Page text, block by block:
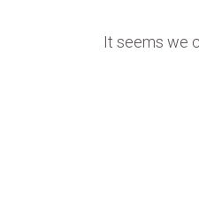
It seems we